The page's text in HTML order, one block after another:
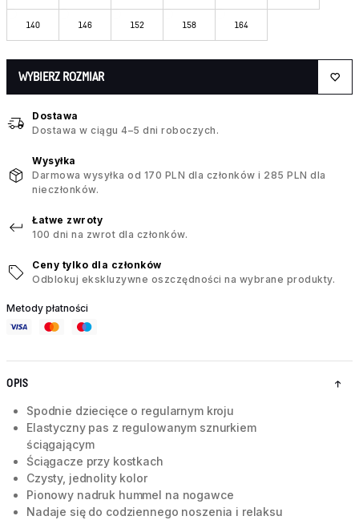
140 146 152 158 164
WYBIERZ ROZMIAR
Dostawa
Dostawa w ciągu 4–5 dni roboczych.
Wysyłka
Darmowa wysyłka od 170 PLN dla członków i 285 PLN dla
nieczłonków.
Łatwe zwroty
100 dni na zwrot dla członków.
Ceny tylko dla członków
Odblokuj ekskluzywne oszczędności na wybrane produkty.
Metody płatności
OPIS
Spodnie dziecięce o regularnym kroju
Elastyczny pas z regulowanym sznurkiem
ściągającym
Ściągacze przy kostkach
Czysty, jednolity kolor
Pionowy nadruk hummel na nogawce
Nadaje się do codziennego noszenia i relaksu